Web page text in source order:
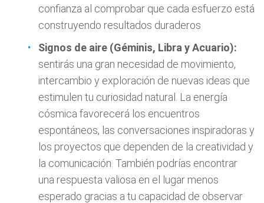
confianza al comprobar que cada esfuerzo está
construyendo resultados duraderos
Signos de aire (Géminis, Libra y Acuario):
sentirás una gran necesidad de movimiento,
intercambio y exploración de nuevas ideas que
estimulen tu curiosidad natural. La energía
cósmica favorecerá los encuentros
espontáneos, las conversaciones inspiradoras y
los proyectos que dependen de la creatividad y
la comunicación. También podrías encontrar
una respuesta valiosa en el lugar menos
esperado gracias a tu capacidad de observar